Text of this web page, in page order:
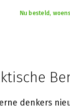
Nu besteld,
denkers